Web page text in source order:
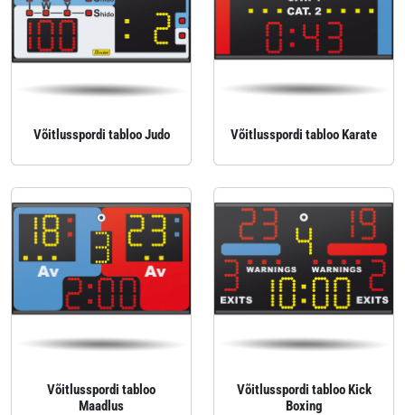
Võitlusspordi tabloo Judo Võitlusspordi tabloo Karate
Võitlusspordi tabloo
Maadlus
Võitlusspordi tabloo Kick
Boxing